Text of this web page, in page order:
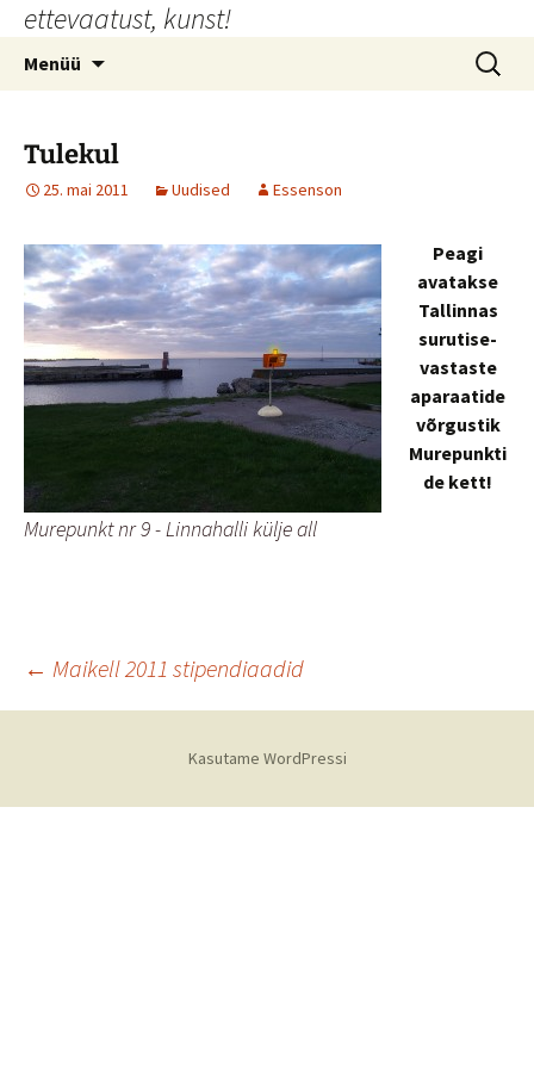
Liigu
sisu
juurde
ettevaatust, kunst!
Menüü Otsi:
Tulekul
25. mai 2011 Uudised Essenson
Murepunkt nr 9 - Linnahalli külje all
Peagi
avatakse
Tallinnas
surutise-
vastaste
aparaatide
võrgustik
Murepunkti
de kett!
Postituste
töölaud
← Maikell 2011 stipendiaadid
Kasutame WordPressi